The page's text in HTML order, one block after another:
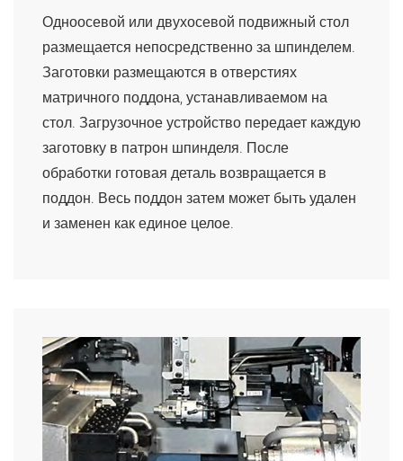
Одноосевой или двухосевой подвижный стол
размещается непосредственно за шпинделем.
Заготовки размещаются в отверстиях
матричного поддона, устанавливаемом на
стол. Загрузочное устройство передает каждую
заготовку в патрон шпинделя. После
обработки готовая деталь возвращается в
поддон. Весь поддон затем может быть удален
и заменен как единое целое.